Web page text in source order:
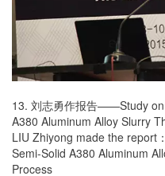
13. 刘志勇作报告——Study
A380 Aluminum Alloy Slurry
LIU Zhiyong made the report
Semi-Solid A380 Aluminum
Process